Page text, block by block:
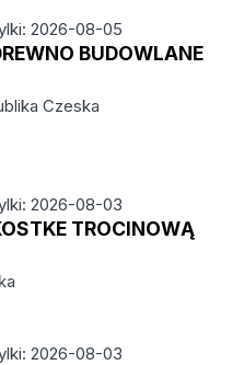
2026-08-05
BUDOWLANE
Czeska
2026-08-03
TROCINOWĄ
2026-08-03